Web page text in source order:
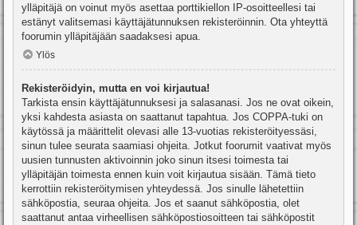
ylläpitäjä on voinut myös asettaa porttikiellon IP-osoitteellesi tai
estänyt valitsemasi käyttäjätunnuksen rekisteröinnin. Ota yhteyttä
foorumin ylläpitäjään saadaksesi apua.
Ylös
Rekisteröidyin, mutta en voi kirjautua!
Tarkista ensin käyttäjätunnuksesi ja salasanasi. Jos ne ovat oikein,
yksi kahdesta asiasta on saattanut tapahtua. Jos COPPA-tuki on
käytössä ja määrittelit olevasi alle 13-vuotias rekisteröityessäsi,
sinun tulee seurata saamiasi ohjeita. Jotkut foorumit vaativat myös
uusien tunnusten aktivoinnin joko sinun itsesi toimesta tai
ylläpitäjän toimesta ennen kuin voit kirjautua sisään. Tämä tieto
kerrottiin rekisteröitymisen yhteydessä. Jos sinulle lähetettiin
sähköpostia, seuraa ohjeita. Jos et saanut sähköpostia, olet
saattanut antaa virheellisen sähköpostiosoitteen tai sähköpostit